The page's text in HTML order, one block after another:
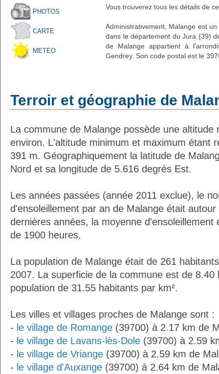
PHOTOS
CARTE
METEO
Vous trouverez tous les détails de
Administrativement, Malange est
dans le département du Jura (39)
de Malange appartient à
Gendrey. Son code postal est le
Terroir et géographie de
La commune de Malange possède une altitude
environ. L'altitude minimum et maximum étant
391 m. Géographiquement la latitude de
Nord et sa longitude de 5.616 degrés Est.
Les années passées (année 2011 exclue), le
d'ensoleillement par an de Malange était
dernières années, la moyenne d'ensoleillement
de 1900 heures.
La population de Malange était de 261
2007. La superficie de la commune est de 8.40
population de 31.55 habitants par km².
Les villes et villages proches de Malange sont :
- le village de Romange (39700) à 2.17 km de
- le village de Lavans-lès-Dole (39700) à 2.59
- le village de Vriange (39700) à 2.59 km de
- le village d'Auxange (39700) à 2.64 km de